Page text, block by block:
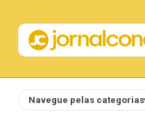
Navegue pelas categorias